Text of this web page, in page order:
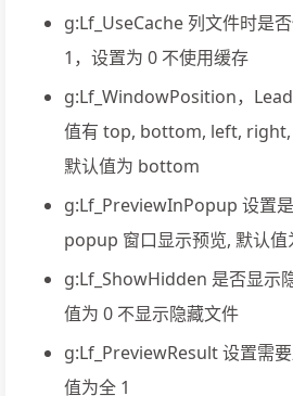
g:Lf_UseCache 列文件时是
1，设置为 0 不使用缓存
g:Lf_WindowPosition，
值有 top, bottom, left, right,
默认值为 bottom
g:Lf_PreviewInPopup 设置
popup 窗口显示预览, 默认值
g:Lf_ShowHidden 是否显示
值为 0 不显示隐藏文件
g:Lf_PreviewResult 设置需
值为全 1